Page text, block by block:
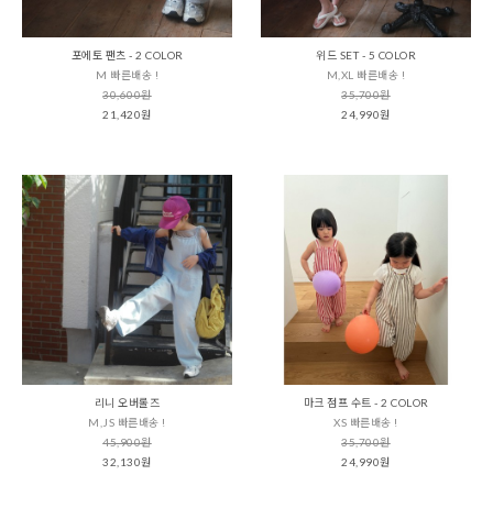
포에토 팬츠 - 2 COLOR
M 빠른배송 !
30,600원
21,420원
위드 SET - 5 COLOR
M,XL 빠른배송 !
35,700원
24,990원
리니 오버롤즈
M,JS 빠른배송 !
45,900원
32,130원
마크 점프 수트 - 2 COLOR
XS 빠른배송 !
35,700원
24,990원